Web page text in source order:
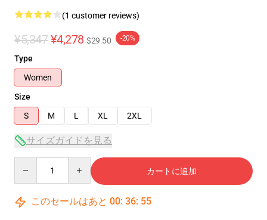
(1 customer reviews)
¥5,347 ¥4,278 $29.50 -20%
Type
Women
Size
S
M L XL 2XL
サイズガイドを見る
カートに追加
このセールはあと 00: 36: 54